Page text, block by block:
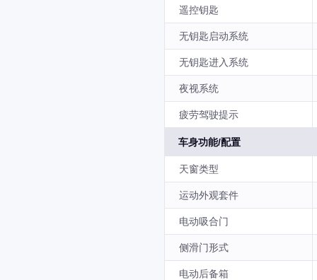
遥控钥匙
无钥匙启动系统
无钥匙进入系统
夜视系统
疲劳驾驶提示
车身功能/配置
天窗类型
运动外观套件
电动吸合门
侧滑门形式
电动后备箱